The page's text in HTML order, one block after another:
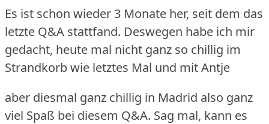
Es ist schon wieder 3 Monate her, seit dem das
letzte Q&A stattfand. Deswegen habe ich mir
gedacht, heute mal nicht ganz so chillig im
Strandkorb wie letztes Mal und mit Antje
aber diesmal ganz chillig in Madrid also ganz
viel Spaß bei diesem Q&A. Sag mal, kann es